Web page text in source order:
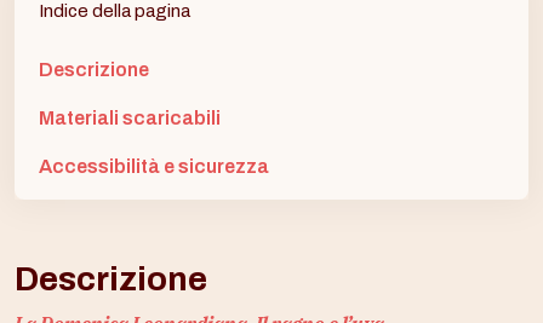
Indice della pagina
Descrizione
Materiali scaricabili
Accessibilità e sicurezza
Descrizione